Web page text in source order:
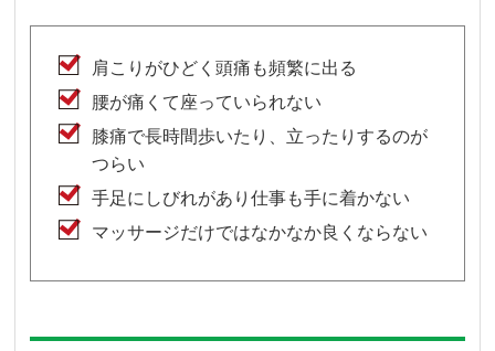
肩こりがひどく頭痛も頻繁に出る
腰が痛くて座っていられない
膝痛で長時間歩いたり、立ったりするのが
つらい
手足にしびれがあり仕事も手に着かない
マッサージだけではなかなか良くならない